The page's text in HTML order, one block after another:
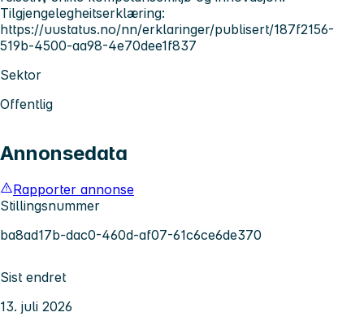
Tilgjengelegheitserklæring:
https://uustatus.no/nn/erklaringer/publisert/187f2156-
519b-4500-aa98-4e70dee1f837
Sektor
Offentlig
Annonsedata
Rapporter annonse
Stillingsnummer
ba8ad17b-dac0-460d-af07-61c6ce6de370
Sist endret
13. juli 2026